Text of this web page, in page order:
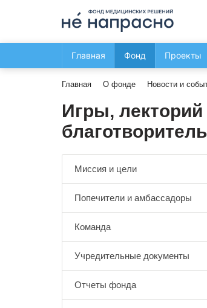
Главная Фонд Проекты
Главная О фонде Новости и
Игры,
Миссия и цели
Попечители и амбассадоры
Команда
Учредительные документы
Отчеты фонда